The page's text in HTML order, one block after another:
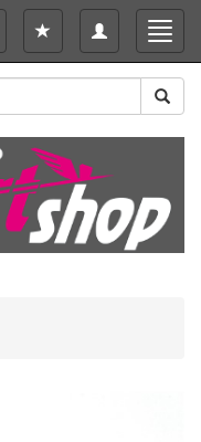
Toggle
navigation